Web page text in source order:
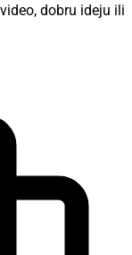
dobru ideju ili